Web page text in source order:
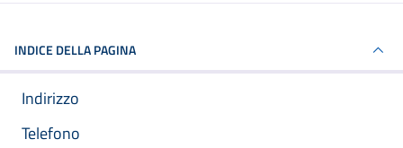
INDICE DELLA PAGINA
Indirizzo
Telefono